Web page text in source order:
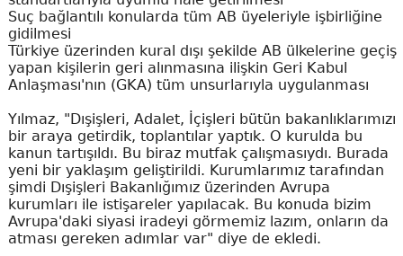
Suç bağlantılı konularda tüm AB üyeleriyle işbirliğine
gidilmesi
Türkiye üzerinden kural dışı şekilde AB ülkelerine geçiş
yapan kişilerin geri alınmasına ilişkin Geri Kabul
Anlaşması'nın (GKA) tüm unsurlarıyla uygulanması
Yılmaz, "Dışişleri, Adalet, İçişleri bütün bakanlıklarımızı
bir araya getirdik, toplantılar yaptık. O kurulda bu
kanun tartışıldı. Bu biraz mutfak çalışmasıydı. Burada
yeni bir yaklaşım geliştirildi. Kurumlarımız tarafından
şimdi Dışişleri Bakanlığımız üzerinden Avrupa
kurumları ile istişareler yapılacak. Bu konuda bizim
Avrupa'daki siyasi iradeyi görmemiz lazım, onların da
atması gereken adımlar var" diye de ekledi.